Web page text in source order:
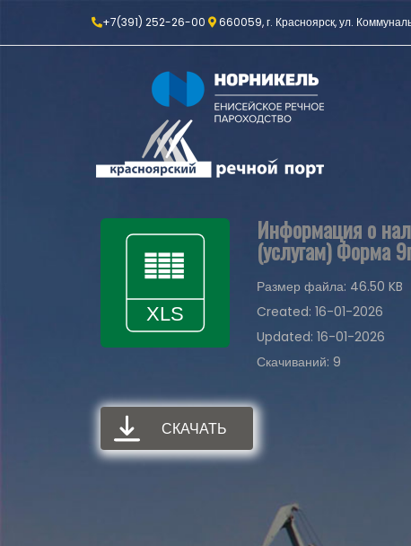
+7(391) 252-26-00 660059, г. Красноярск, ул.
Информация о
(услугам) Форма
Размер файла: 46.50 KB
Created: 16-01-2026
Updated: 16-01-2026
Скачиваний: 9
СКАЧАТЬ